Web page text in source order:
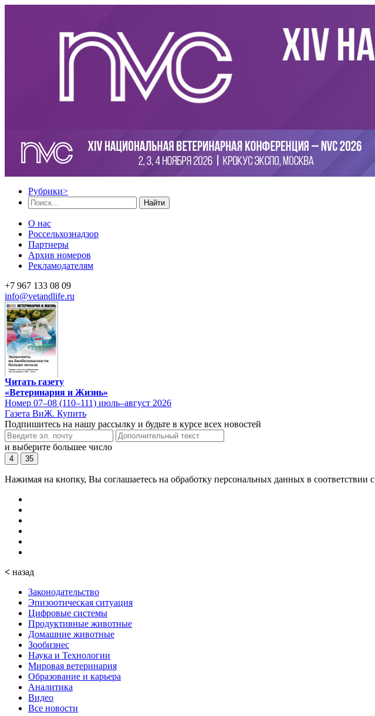
Рубрики>
Найти
О нас
Россельхознадзор
Партнеры
Архив номеров
Рекламодателям
+7 967 133 08 09
info@vetandlife.ru
Читать газету
«Ветеринария и Жизнь»
Номер 07–08 (110–111) июль–август 2026
Газета ВиЖ. Купить
Подпишитесь на нашу рассылку и будьте в курсе всех новостей
и выберите большее число
4 35
Нажимая на кнопку, Вы соглашаетесь на обработку персональных данных в соответствии с
< назад
Законодательство
Эпизоотическая ситуация
Цифровые системы
Продуктивные животные
Домашние животные
Зообизнес
Наука и Технологии
Мировая ветеринария
Образование и карьера
Аналитика
Видео
Все новости